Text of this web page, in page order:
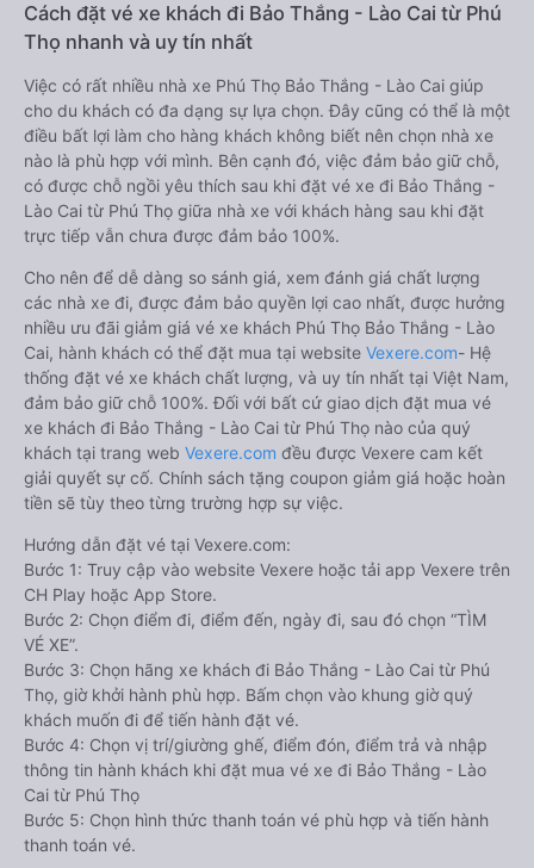
Cách đặt vé xe khách đi Bảo Thắng - Lào Cai từ Phú
Thọ nhanh và uy tín nhất
Việc có rất nhiều nhà xe Phú Thọ Bảo Thắng - Lào Cai giúp
cho du khách có đa dạng sự lựa chọn. Đây cũng có thể là một
điều bất lợi làm cho hàng khách không biết nên chọn nhà xe
nào là phù hợp với mình. Bên cạnh đó, việc đảm bảo giữ chỗ,
có được chỗ ngồi yêu thích sau khi đặt vé xe đi Bảo Thắng -
Lào Cai từ Phú Thọ giữa nhà xe với khách hàng sau khi đặt
trực tiếp vẫn chưa được đảm bảo 100%.
Cho nên để dễ dàng so sánh giá, xem đánh giá chất lượng
các nhà xe đi, được đảm bảo quyền lợi cao nhất, được hưởng
nhiều ưu đãi giảm giá vé xe khách Phú Thọ Bảo Thắng - Lào
Cai, hành khách có thể đặt mua tại website Vexere.com- Hệ
thống đặt vé xe khách chất lượng, và uy tín nhất tại Việt Nam,
đảm bảo giữ chỗ 100%. Đối với bất cứ giao dịch đặt mua vé
xe khách đi Bảo Thắng - Lào Cai từ Phú Thọ nào của quý
khách tại trang web Vexere.com đều được Vexere cam kết
giải quyết sự cố. Chính sách tặng coupon giảm giá hoặc hoàn
tiền sẽ tùy theo từng trường hợp sự việc.
Hướng dẫn đặt vé tại Vexere.com:
Bước 1: Truy cập vào website Vexere hoặc tải app Vexere trên
CH Play hoặc App Store.
Bước 2: Chọn điểm đi, điểm đến, ngày đi, sau đó chọn “TÌM
VÉ XE”.
Bước 3: Chọn hãng xe khách đi Bảo Thắng - Lào Cai từ Phú
Thọ, giờ khởi hành phù hợp. Bấm chọn vào khung giờ quý
khách muốn đi để tiến hành đặt vé.
Bước 4: Chọn vị trí/giường ghế, điểm đón, điểm trả và nhập
thông tin hành khách khi đặt mua vé xe đi Bảo Thắng - Lào
Cai từ Phú Thọ
Bước 5: Chọn hình thức thanh toán vé phù hợp và tiến hành
thanh toán vé.